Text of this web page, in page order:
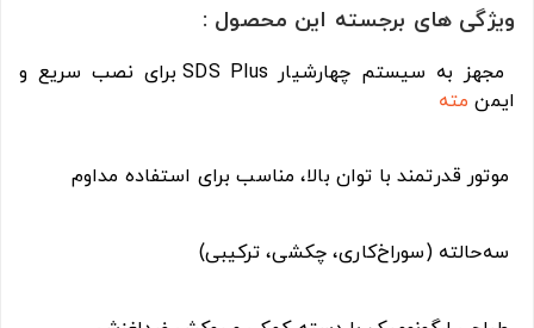
ویژگی های برجسته این محصول :
مجهز به سیستم چهارشیار SDS Plus برای نصب سریع و
ایمن مته
موتور قدرتمند با توان بالا، مناسب برای استفاده مداوم
سه‌حالته (سوراخ‌کاری، چکشی، ترکیبی)